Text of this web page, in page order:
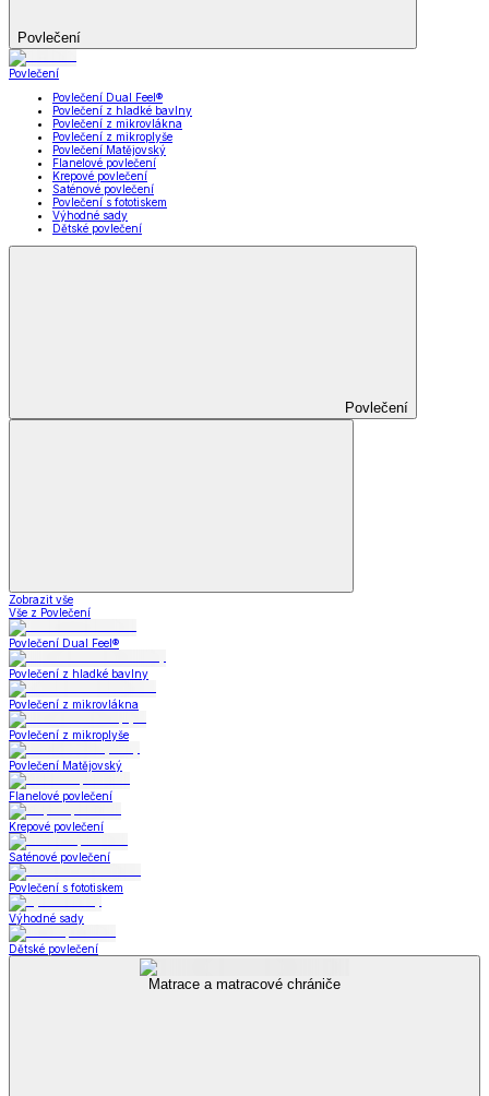
Povlečení
Povlečení
Povlečení Dual Feel®
Povlečení z hladké bavlny
Povlečení z mikrovlákna
Povlečení z mikroplyše
Povlečení Matějovský
Flanelové povlečení
Krepové povlečení
Saténové povlečení
Povlečení s fototiskem
Výhodné sady
Dětské povlečení
Povlečení
Zobrazit vše
Vše z Povlečení
Povlečení Dual Feel®
Povlečení z hladké bavlny
Povlečení z mikrovlákna
Povlečení z mikroplyše
Povlečení Matějovský
Flanelové povlečení
Krepové povlečení
Saténové povlečení
Povlečení s fototiskem
Výhodné sady
Dětské povlečení
Matrace a matracové chrániče